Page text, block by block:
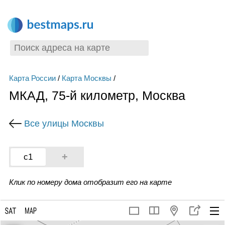
Карта России/ Карта Москвы /
МКАД, 75-й километр, Москва
Все улицы Москвы
с1 +
Клик по номеру дома отобразит его на карте